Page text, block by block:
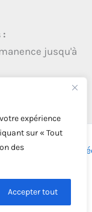
expérience
sur « Tout
des
Accepter tout
:
jusqu'à
- | Webmaster